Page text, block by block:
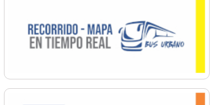
Ordenamiento
Promoción Social
Salud
Secretaría General